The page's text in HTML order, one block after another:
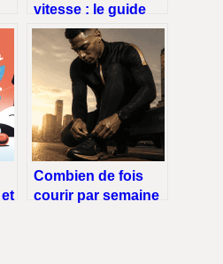
vitesse : le guide
simple pour passer
de l’un à l’autre
Combien de fois
courir par semaine